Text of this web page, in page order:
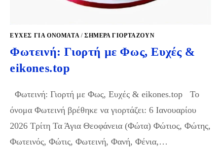
ΕΥΧΈΣ ΓΙΑ ΟΝΌΜΑΤΑ/ΣΉΜΕΡΑ ΓΙΟΡΤΆΖΟΥΝ
Φωτεινή: Γιορτή με Φως, Ευχές &
eikones.top
Φωτεινή: Γιορτή με Φως, Ευχές & eikones.top Το
όνομα Φωτεινή βρέθηκε να γιορτάζει: 6 Ιανουαρίου
2026 Τρίτη Τα Άγια Θεοφάνεια (Φώτα) Φώτιος, Φώτης,
Φωτεινός, Φώτις, Φωτεινή, Φανή, Φένια,…